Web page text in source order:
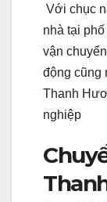
Với chục
nhà tại
vận
động cũng
Thanh
nghiệp